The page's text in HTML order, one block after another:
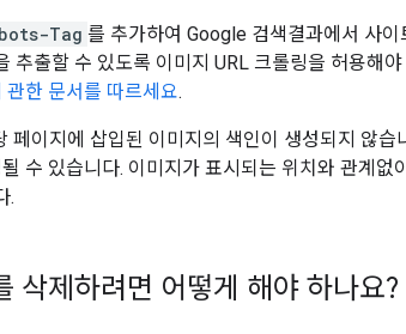
Tag 를 추가하여 Google 검색결과에서 사
추출할 수 있도록 이미지 URL 크롤링을 허용해야
관한 문서를 따르세요.
페이지에 삽입된 이미지의 색인이 생성되지 않습
수 있습니다. 이미지가 표시되는 위치와 관계없
.
삭제하려면 어떻게 해야 하나요?